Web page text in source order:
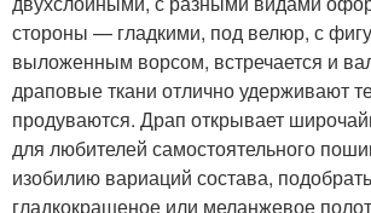
стороны — гладкими, под велюр, с
выложенным ворсом, встречается и
драповые ткани отлично удерживают
продуваются. Драп открывает
для любителей самостоятельного
изобилию вариаций состава,
гладкокрашеное или меланжевое